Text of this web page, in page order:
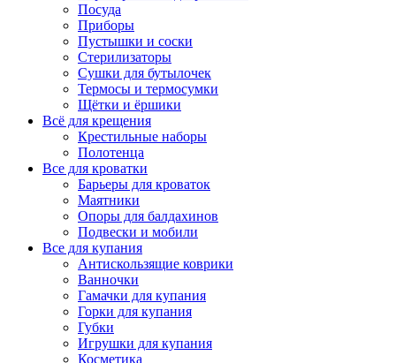
Посуда
Приборы
Пустышки и соски
Стерилизаторы
Сушки для бутылочек
Термосы и термосумки
Щётки и ёршики
Всё для крещения
Крестильные наборы
Полотенца
Все для кроватки
Барьеры для кроваток
Маятники
Опоры для балдахинов
Подвески и мобили
Все для купания
Антискользящие коврики
Ванночки
Гамачки для купания
Горки для купания
Губки
Игрушки для купания
Косметика